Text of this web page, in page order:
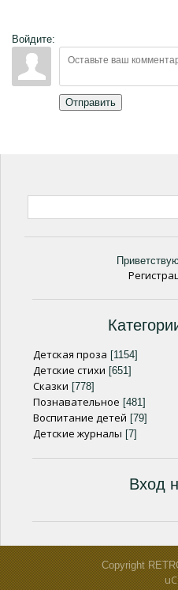
Войдите:
Отправить
Детская проза [1154]
Детские стихи [651]
Сказки [778]
Познавательное [481]
Воспитание детей [79]
Детские журналы [7]
Вход
Copyright